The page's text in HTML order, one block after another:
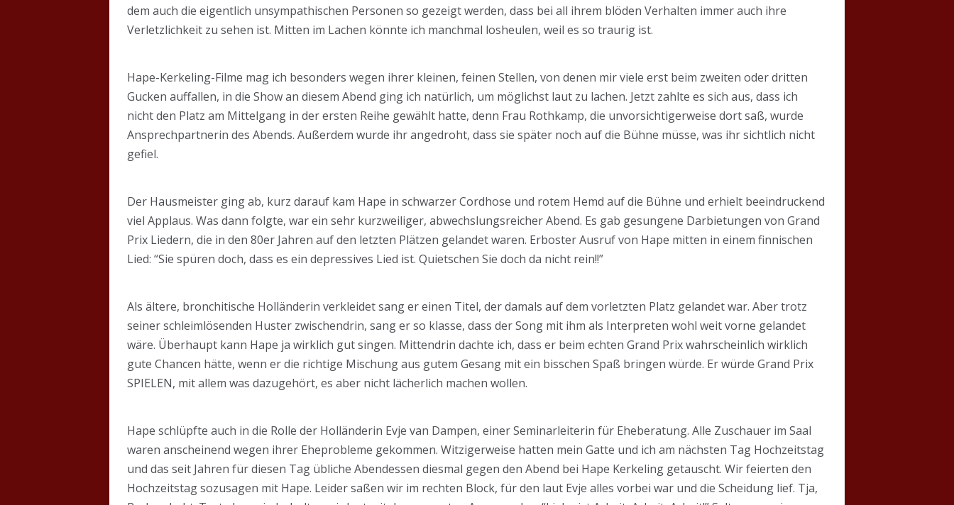
dem auch die eigentlich unsympathischen Personen so gezeigt werden, dass bei all ihrem blöden Verhalten immer auch ihre
Verletzlichkeit zu sehen ist. Mitten im Lachen könnte ich manchmal losheulen, weil es so traurig ist.
Hape-Kerkeling-Filme mag ich besonders wegen ihrer kleinen, feinen Stellen, von denen mir viele erst beim zweiten oder dritten
Gucken auffallen, in die Show an diesem Abend ging ich natürlich, um möglichst laut zu lachen. Jetzt zahlte es sich aus, dass ich
nicht den Platz am Mittelgang in der ersten Reihe gewählt hatte, denn Frau Rothkamp, die unvorsichtigerweise dort saß, wurde
Ansprechpartnerin des Abends. Außerdem wurde ihr angedroht, dass sie später noch auf die Bühne müsse, was ihr sichtlich nicht
gefiel.
Der Hausmeister ging ab, kurz darauf kam Hape in schwarzer Cordhose und rotem Hemd auf die Bühne und erhielt beeindruckend
viel Applaus. Was dann folgte, war ein sehr kurzweiliger, abwechslungsreicher Abend. Es gab gesungene Darbietungen von Grand
Prix Liedern, die in den 80er Jahren auf den letzten Plätzen gelandet waren. Erboster Ausruf von Hape mitten in einem finnischen
Lied: “Sie spüren doch, dass es ein depressives Lied ist. Quietschen Sie doch da nicht rein!!”
Als ältere, bronchitische Holländerin verkleidet sang er einen Titel, der damals auf dem vorletzten Platz gelandet war. Aber trotz
seiner schleimlösenden Huster zwischendrin, sang er so klasse, dass der Song mit ihm als Interpreten wohl weit vorne gelandet
wäre. Überhaupt kann Hape ja wirklich gut singen. Mittendrin dachte ich, dass er beim echten Grand Prix wahrscheinlich wirklich
gute Chancen hätte, wenn er die richtige Mischung aus gutem Gesang mit ein bisschen Spaß bringen würde. Er würde Grand Prix
SPIELEN, mit allem was dazugehört, es aber nicht lächerlich machen wollen.
Hape schlüpfte auch in die Rolle der Holländerin Evje van Dampen, einer Seminarleiterin für Eheberatung. Alle Zuschauer im Saal
waren anscheinend wegen ihrer Eheprobleme gekommen. Witzigerweise hatten mein Gatte und ich am nächsten Tag Hochzeitstag
und das seit Jahren für diesen Tag übliche Abendessen diesmal gegen den Abend bei Hape Kerkeling getauscht. Wir feierten den
Hochzeitstag sozusagen mit Hape. Leider saßen wir im rechten Block, für den laut Evje alles vorbei war und die Scheidung lief. Tja,